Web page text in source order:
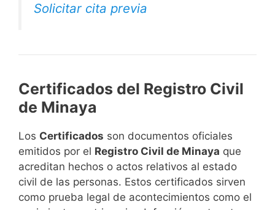
Solicitar cita previa
Certificados del Registro Civil
de Minaya
Los Certificados son documentos oficiales
emitidos por el Registro Civil de Minaya que
acreditan hechos o actos relativos al estado
civil de las personas. Estos certificados sirven
como prueba legal de acontecimientos como el